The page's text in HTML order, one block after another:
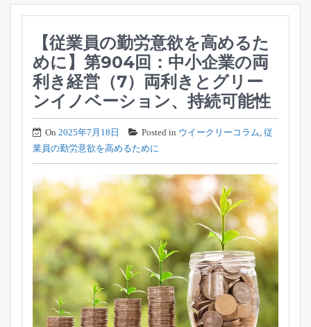
【従業員の勤労意欲を高めるた
めに】第904回：中小企業の両
利き経営（7）両利きとグリー
ンイノベーション、持続可能性
On 2025年7月18日 Posted in ウイークリーコラム 従
業員の勤労意欲を高めるために